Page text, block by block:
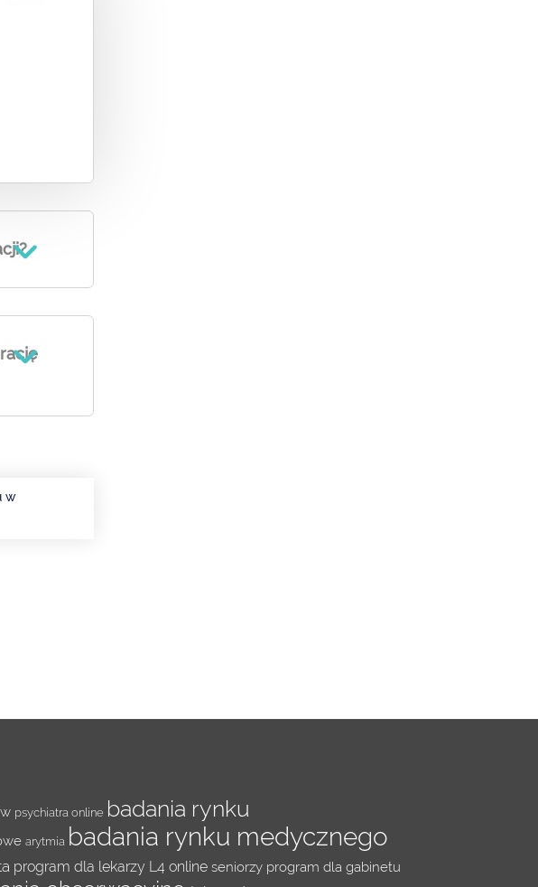
w
psychiatra online badania rynku
arytmia badania rynku medycznego
program dla lekarzy L4 online seniorzy program dla gabinetu